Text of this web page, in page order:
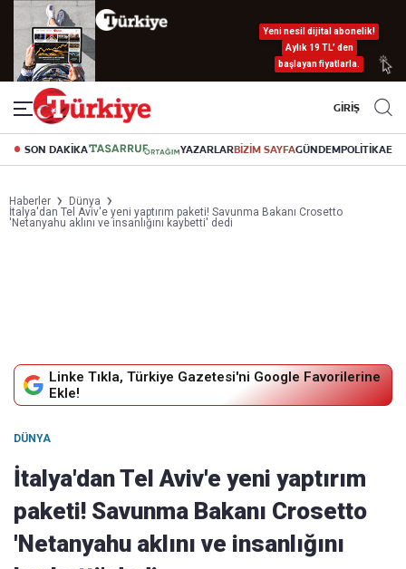
Yeni nesil dijital abonelik!
Aylık 19 TL’ den
başlayan fiyatlarla.
GİRİŞ
SON DAKİKA YAZARLARBİZİM SAYFAGÜNDEMPOLİTİKA
Haberler
Dünya
İtalya'dan Tel Aviv'e yeni yaptırım paketi! Savunma Bakanı Crosetto
'Netanyahu aklını ve insanlığını kaybetti' dedi
Linke Tıkla, Türkiye Gazetesi'ni Google Favorilerine
Ekle!
DÜNYA
İtalya'dan Tel Aviv'e yeni yaptırım
paketi! Savunma Bakanı Crosetto
'Netanyahu aklını ve insanlığını